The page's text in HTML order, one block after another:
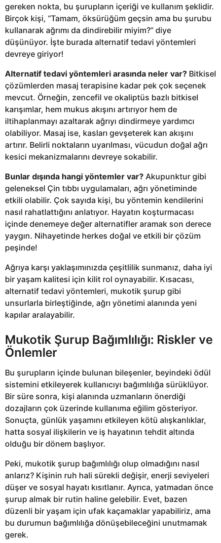
gereken nokta, bu şurupların içeriği ve kullanım şeklidir.
Birçok kişi, “Tamam, öksürüğüm geçsin ama bu şurubu
kullanarak ağrımı da dindirebilir miyim?” diye
düşünüyor. İşte burada alternatif tedavi yöntemleri
devreye giriyor!
Alternatif tedavi yöntemleri arasında neler var? Bitkisel
çözümlerden masaj terapisine kadar pek çok seçenek
mevcut. Örneğin, zencefil ve okaliptüs bazlı bitkisel
karışımlar, hem mukus akışını artırıyor hem de
iltihaplanmayı azaltarak ağrıyı dindirmeye yardımcı
olabiliyor. Masaj ise, kasları gevşeterek kan akışını
artırır. Belirli noktaların uyarılması, vücudun doğal ağrı
kesici mekanizmalarını devreye sokabilir.
Bunlar dışında hangi yöntemler var? Akupunktur gibi
geleneksel Çin tıbbı uygulamaları, ağrı yönetiminde
etkili olabilir. Çok sayıda kişi, bu yöntemin kendilerini
nasıl rahatlattığını anlatıyor. Hayatın koşturmacası
içinde denemeye değer alternatifler aramak son derece
yaygın. Nihayetinde herkes doğal ve etkili bir çözüm
peşinde!
Ağrıya karşı yaklaşımınızda çeşitlilik sunmanız, daha iyi
bir yaşam kalitesi için kilit rol oynayabilir. Kısacası,
alternatif tedavi yöntemleri, mukotik şurup gibi
unsurlarla birleştiğinde, ağrı yönetimi alanında yeni
kapılar aralayabilir.
Mukotik Şurup Bağımlılığı: Riskler ve
Önlemler
Bu şurupların içinde bulunan bileşenler, beyindeki ödül
sistemini etkileyerek kullanıcıyı bağımlılığa sürüklüyor.
Bir süre sonra, kişi alanında uzmanların önerdiği
dozajların çok üzerinde kullanıma eğilim gösteriyor.
Sonuçta, günlük yaşamını etkileyen kötü alışkanlıklar,
hatta sosyal ilişkilerin ve iş hayatının tehdit altında
olduğu bir dönem başlıyor.
Peki, mukotik şurup bağımlılığı olup olmadığını nasıl
anlarız? Kişinin ruh hali sürekli değişir, enerji seviyeleri
düşer ve sosyal hayatı kısıtlanır. Ayrıca, yatmadan önce
şurup almak bir rutin haline gelebilir. Evet, bazen
düzenli bir yaşam için ufak kaçamaklar yapabiliriz, ama
bu durumun bağımlılığa dönüşebileceğini unutmamak
gerek.